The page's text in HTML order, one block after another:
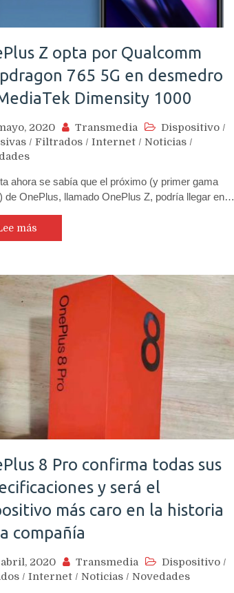
Z opta por Qualcomm
765 5G en desmedro
Dimensity 1000
2020 Transmedia Dispositivo /
/ Filtrados / Internet / Noticias /
ahora se sabía que el próximo (y primer gama
de OnePlus, llamado OnePlus Z, podría llegar en…
más
8 Pro confirma todas sus
y será el
más caro en la historia
compañía
abril, 2020 Transmedia Dispositivo /
/ Internet / Noticias / Novedades